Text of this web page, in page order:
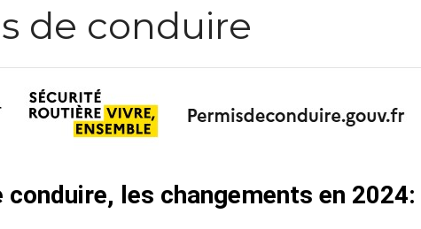
de conduire
conduire, les changements en 2024: